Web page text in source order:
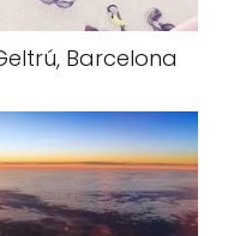
Barcelona